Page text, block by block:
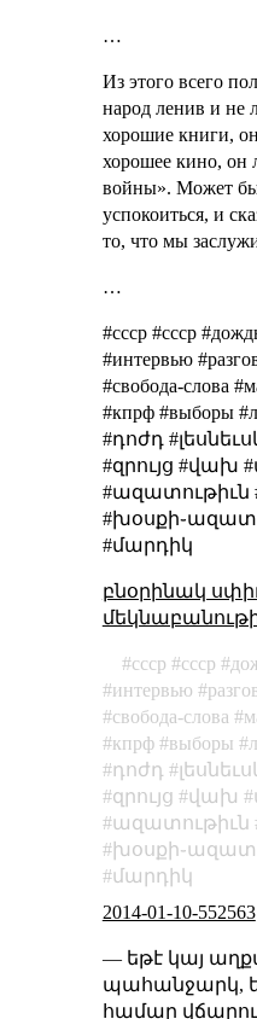
…
Из этого всего
народ ленив и не
хорошие книги,
хорошее кино, он
войны». Может
успокоиться, и
то, что мы
…
#cccp #ссср
#интервью
#свобода-слова
#кпрф #выборы
#դոժդ
#զրույց #վախ
#ազատութիւն
#մարդիկ
բնօրինակ
cccp ссср
интервью
свобода-слова
кпрф
выборы
դոժդ
զրույց
վախ
ազատութիւն
մարդիկ
2014-01-10-552563
— եթէ կայ
պահանջարկ,
համար